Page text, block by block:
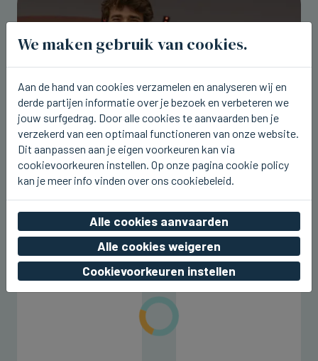
WESTENDE
Aaron Blommaert komt nu zaterdag
naar Joe Paradice Beach
wo 05 augustus 2026, 20:49
We maken gebruik van cookies.
Aan de hand van cookies verzamelen en analyseren wij en
derde partijen informatie over je bezoek en verbeteren we
jouw surfgedrag. Door alle cookies te aanvaarden ben je
verzekerd van een optimaal functioneren van onze website.
Dit aanpassen aan je eigen voorkeuren kan via
cookievoorkeuren instellen. Op onze pagina cookie policy
kan je meer info vinden over ons cookiebeleid.
Alle cookies aanvaarden
Alle cookies weigeren
Cookievoorkeuren instellen